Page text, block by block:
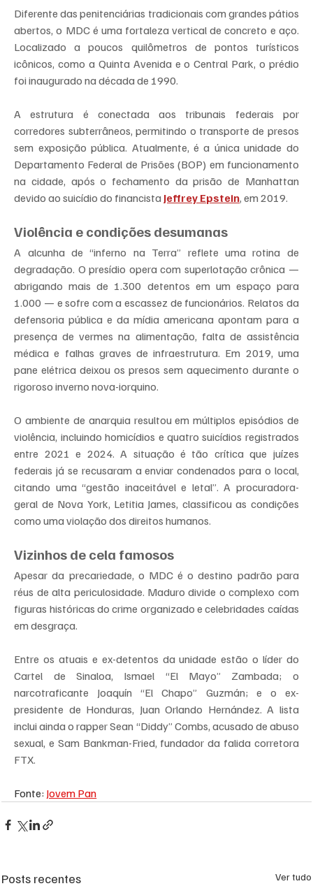
Diferente das penitenciárias tradicionais com grandes pátios
abertos, o MDC é uma fortaleza vertical de concreto e aço.
Localizado a poucos quilômetros de pontos turísticos
icônicos, como a Quinta Avenida e o Central Park, o prédio
foi inaugurado na década de 1990.
A estrutura é conectada aos tribunais federais por
corredores subterrâneos, permitindo o transporte de presos
sem exposição pública. Atualmente, é a única unidade do
Departamento Federal de Prisões (BOP) em funcionamento
na cidade, após o fechamento da prisão de Manhattan
devido ao suicídio do financista Jeffrey Epstein, em 2019.
Violência e condições desumanas
A alcunha de “inferno na Terra” reflete uma rotina de
degradação. O presídio opera com superlotação crônica —
abrigando mais de 1.300 detentos em um espaço para
1.000 — e sofre com a escassez de funcionários. Relatos da
defensoria pública e da mídia americana apontam para a
presença de vermes na alimentação, falta de assistência
médica e falhas graves de infraestrutura. Em 2019, uma
pane elétrica deixou os presos sem aquecimento durante o
rigoroso inverno nova-iorquino.
O ambiente de anarquia resultou em múltiplos episódios de
violência, incluindo homicídios e quatro suicídios registrados
entre 2021 e 2024. A situação é tão crítica que juízes
federais já se recusaram a enviar condenados para o local,
citando uma “gestão inaceitável e letal”. A procuradora-
geral de Nova York, Letitia James, classificou as condições
como uma violação dos direitos humanos.
Vizinhos de cela famosos
Apesar da precariedade, o MDC é o destino padrão para
réus de alta periculosidade. Maduro divide o complexo com
figuras históricas do crime organizado e celebridades caídas
em desgraça.
Entre os atuais e ex-detentos da unidade estão o líder do
Cartel de Sinaloa, Ismael “El Mayo” Zambada; o
narcotraficante Joaquín “El Chapo” Guzmán; e o ex-
presidente de Honduras, Juan Orlando Hernández. A lista
inclui ainda o rapper Sean “Diddy” Combs, acusado de abuso
sexual, e Sam Bankman-Fried, fundador da falida corretora
FTX.
Fonte: Jovem Pan
Posts recentes Ver tudo